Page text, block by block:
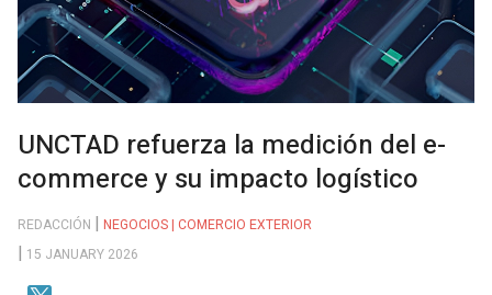
UNCTAD refuerza la medición del e-
commerce y su impacto logístico
REDACCIÓN
NEGOCIOS | COMERCIO EXTERIOR
15 JANUARY 2026